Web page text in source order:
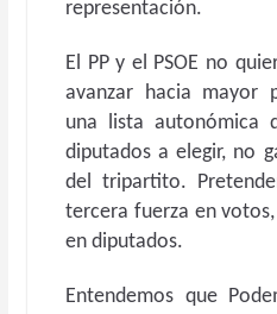
representación.
El PP y el PSOE no
avanzar hacia mayor
una lista autonómica
diputados a elegir, no
del tripartito.
tercera fuerza en
en diputados.
Entendemos que